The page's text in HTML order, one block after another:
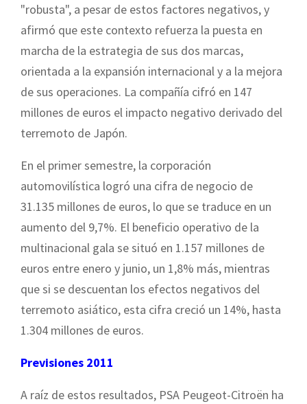
"robusta", a pesar de estos factores negativos, y
afirmó que este contexto refuerza la puesta en
marcha de la estrategia de sus dos marcas,
orientada a la expansión internacional y a la mejora
de sus operaciones. La compañía cifró en 147
millones de euros el impacto negativo derivado del
terremoto de Japón.
En el primer semestre, la corporación
automovilística logró una cifra de negocio de
31.135 millones de euros, lo que se traduce en un
aumento del 9,7%. El beneficio operativo de la
multinacional gala se situó en 1.157 millones de
euros entre enero y junio, un 1,8% más, mientras
que si se descuentan los efectos negativos del
terremoto asiático, esta cifra creció un 14%, hasta
1.304 millones de euros.
Previsiones 2011
A raíz de estos resultados, PSA Peugeot-Citroën ha